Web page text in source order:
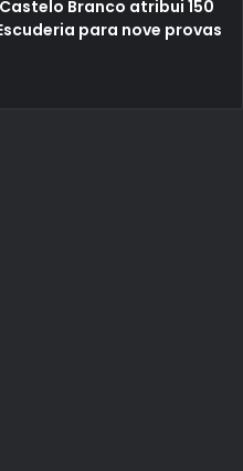
Branco atribui 150
para nove provas